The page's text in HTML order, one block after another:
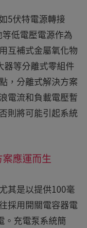
5伏特電源轉接
低電壓電源作為
互補式金屬氧化物
器等分離式零組件
，分離式解決方案
電流和負載電壓暫
則將可能引起系統
應運而生
其是以提供100毫
採用開關電容器電
。充電泵系統簡